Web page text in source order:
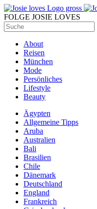
FOLGE JOSIE LOVES
About
Reisen
München
Mode
Persönliches
Lifestyle
Beauty
Ägypten
Allgemeine Tipps
Aruba
Australien
Bali
Brasilien
Chile
Dänemark
Deutschland
England
Frankreich